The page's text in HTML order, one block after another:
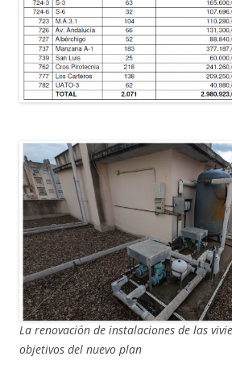
La renovación de instalaciones de las
objetivos del nuevo plan